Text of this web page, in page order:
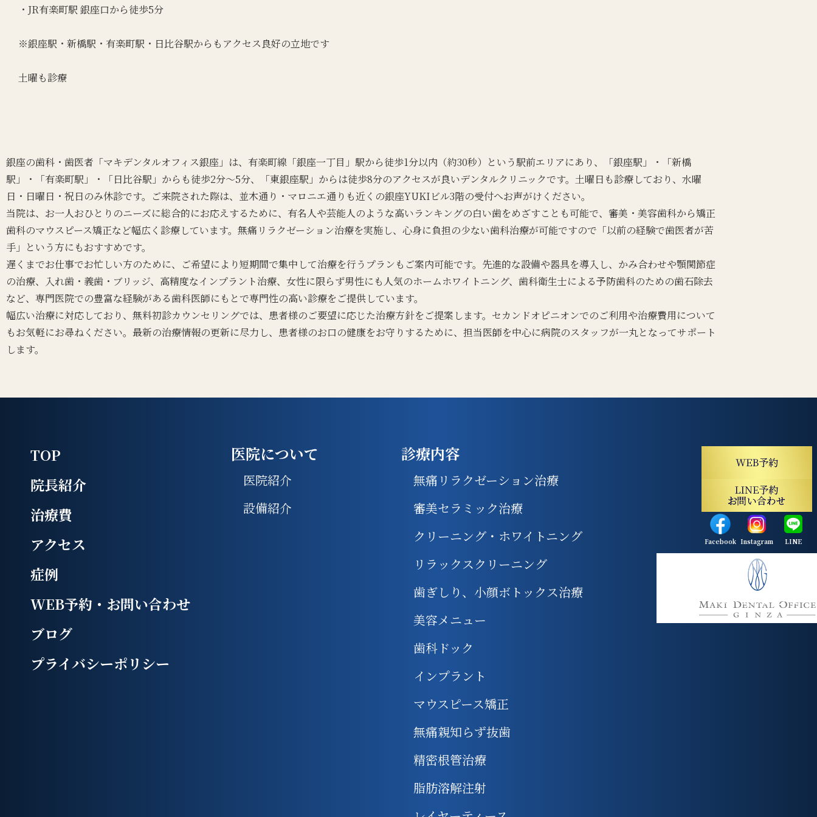
・JR有楽町駅 銀座口から徒歩5分
※銀座駅・新橋駅・有楽町駅・日比谷駅からもアクセス良好の立地です
土曜も診療
銀座の歯科・歯医者「マキデンタルオフィス銀座」は、有楽町線「銀座一丁目」駅から徒歩1分以内（約30秒）という駅前エリアにあり、「銀座駅」・「新橋
駅」・「有楽町駅」・「日比谷駅」からも徒歩2分～5分、「東銀座駅」からは徒歩8分のアクセスが良いデンタルクリニックです。土曜日も診療しており、水曜
日・日曜日・祝日のみ休診です。ご来院された際は、並木通り・マロニエ通りも近くの銀座YUKIビル3階の受付へお声がけください。
当院は、お一人おひとりのニーズに総合的にお応えするために、有名人や芸能人のような高いランキングの白い歯をめざすことも可能で、審美・美容歯科から矯正
歯科のマウスピース矯正など幅広く診療しています。無痛リラクゼーション治療を実施し、心身に負担の少ない歯科治療が可能ですので「以前の経験で歯医者が苦
手」という方にもおすすめです。
遅くまでお仕事でお忙しい方のために、ご希望により短期間で集中して治療を行うプランもご案内可能です。先進的な設備や器具を導入し、かみ合わせや顎関節症
の治療、入れ歯・義歯・ブリッジ、高精度なインプラント治療、女性に限らず男性にも人気のホームホワイトニング、歯科衛生士による予防歯科のための歯石除去
など、専門医院での豊富な経験がある歯科医師にもとで専門性の高い診療をご提供しています。
幅広い治療に対応しており、無料初診カウンセリングでは、患者様のご要望に応じた治療方針をご提案します。セカンドオピニオンでのご利用や治療費用について
もお気軽にお尋ねください。最新の治療情報の更新に尽力し、患者様のお口の健康をお守りするために、担当医師を中心に病院のスタッフが一丸となってサポート
します。
TOP
院長紹介
治療費
アクセス
症例
WEB予約・お問い合わせ
ブログ
プライバシーポリシー
医院について
医院紹介
設備紹介
診療内容
無痛リラクゼーション治療
審美セラミック治療
クリーニング・ホワイトニング
リラックスクリーニング
歯ぎしり、小顔ボトックス治療
美容メニュー
歯科ドック
インプラント
マウスピース矯正
無痛親知らず抜歯
精密根管治療
脂肪溶解注射
Facebook Instagram LINE
トップページへ